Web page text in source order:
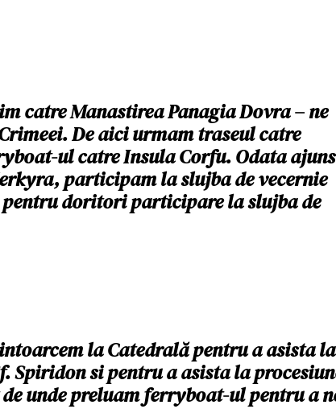
catreManastirea Panagia Dovra– ne
. De aici urmam traseul catre
ul catre Insula Corfu. Odata
participam la slujba de vecernie
doritori participare la slujba de
la Catedrală pentru a asista la
Spiridon si pentru a asista la
unde preluam ferryboat-ul pentru a